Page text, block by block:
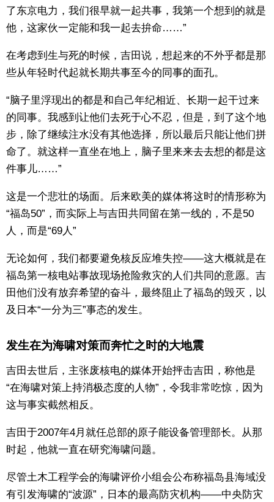
了东京电力，我们很早就一起共事，我第一个想到的就是
他，这家伙一定能和我一起去拚命……”
在考虑到生与死的时候，吉田说，想起来的不外乎都是那
些从年轻时代起就长期共事至今的同事的面孔。
“脑子里浮现出的都是和自己年纪相近、长期一起干过来
的同事。我感到让他们去死于心不忍，但是，到了这个地
步，除了继续注水没有其他选择，所以最后只能让他们拼
命了。就这样一直坐在地上，脑子里来来去去想的都是这
件事儿……”
这是一个悲壮的场面。后来欧美的媒体将这时的情形称为
“福岛50”，而实际上与吉田共同留在第一线的，不是50
人，而是“69人”
无论如何，我们都要避免核反应堆失控——这大概就是在
福岛第一核电站事故现场抢险救灾的人们共同的意愿。吉
田他们没有放弃希望的奋斗，最终阻止了福岛的毁灭，以
及日本“一分为三”事态的发生。
发生在为海啸对策而奔忙之时的大地震
吉田去世后，主张废核电的媒体开始抨击吉田，称他是
“在海啸对策上持消极态度的人物”，令我非常吃惊，因为
这与事实截然相反。
吉田于2007年4月就任总部的原子能设备管理部长。从那
时起，他就一直在研究海啸问题。
尽管土木工程学会的海啸评价小组会公布称福岛县海域没
有引发海啸的“波源”，日本的最高防灾机构——中央防灾